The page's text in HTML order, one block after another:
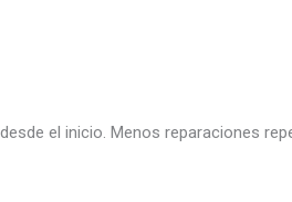
el inicio. Menos reparaciones